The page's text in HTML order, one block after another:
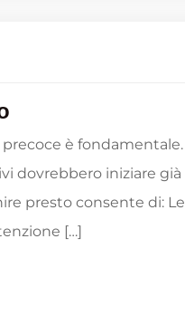
è fondamentale.
dovrebbero iniziare già
presto consente di: Le
[…]